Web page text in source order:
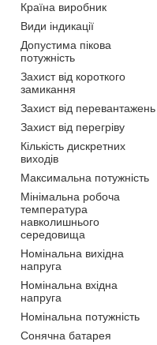
Країна виробник
Види індикації
Допустима пікова
потужність
Захист від короткого
замикання
Захист від перевантажень
Захист від перегріву
Кількість дискретних
виходів
Максимальна потужність
Мінімальна робоча
температура
навколишнього
середовища
Номінальна вихідна
напруга
Номінальна вхідна
напруга
Номінальна потужність
Сонячна батарея